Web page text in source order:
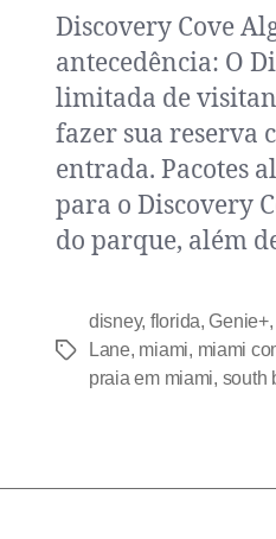
Discovery Cove
antecedência: O
limitada de
fazer sua reserva
entrada. Pacotes
para o Discovery
do parque, além
disney, florida, Genie+,
Lane, miami, miami
praia em miami, south